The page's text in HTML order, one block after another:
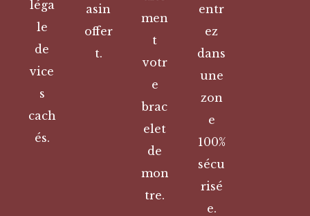
léga
le
de
vice
s
cach
és.
asin
offer
t.
men
t
votr
e
brac
elet
de
mon
tre.
entr
ez
dans
une
zon
e
100%
sécu
risé
e.